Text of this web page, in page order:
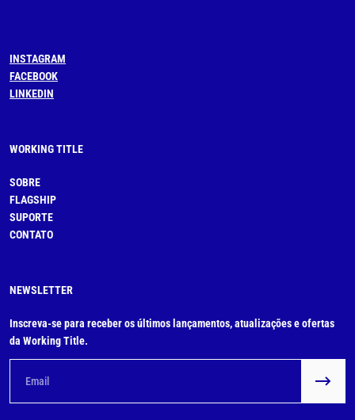
INSTAGRAM
FACEBOOK
LINKEDIN
WORKING TITLE
SOBRE
FLAGSHIP
SUPORTE
CONTATO
NEWSLETTER
Inscreva-se para receber os últimos lançamentos, atualizações e ofertas
da Working Title.